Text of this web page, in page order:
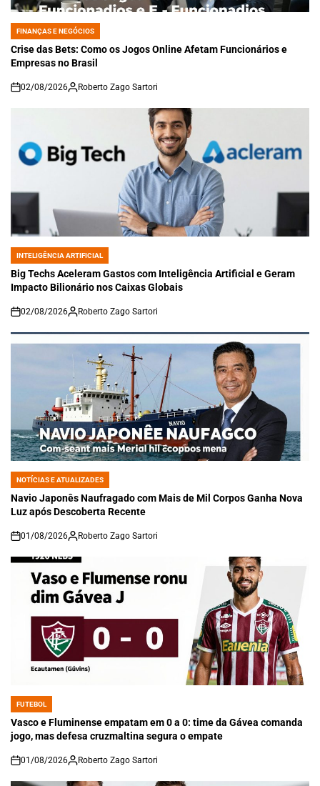
POSTED
IN
FINANÇAS E NEGÓCIOS
Crise das Bets: Como os Jogos Online Afetam Funcionários e
Empresas no Brasil
on
02/08/2026 Roberto Zago Sartori
POSTED
IN
INTELIGÊNCIA ARTIFICIAL
Big Techs Aceleram Gastos com Inteligência Artificial e Geram
Impacto Bilionário nos Caixas Globais
on
02/08/2026 Roberto Zago Sartori
POSTED
IN
NOTÍCIAS E ATUALIZADES
Navio Japonês Naufragado com Mais de Mil Corpos Ganha Nova
Luz após Descoberta Recente
on
01/08/2026 Roberto Zago Sartori
POSTED
IN
FUTEBOL
Vasco e Fluminense empatam em 0 a 0: time da Gávea comanda
jogo, mas defesa cruzmaltina segura o empate
on
01/08/2026 Roberto Zago Sartori